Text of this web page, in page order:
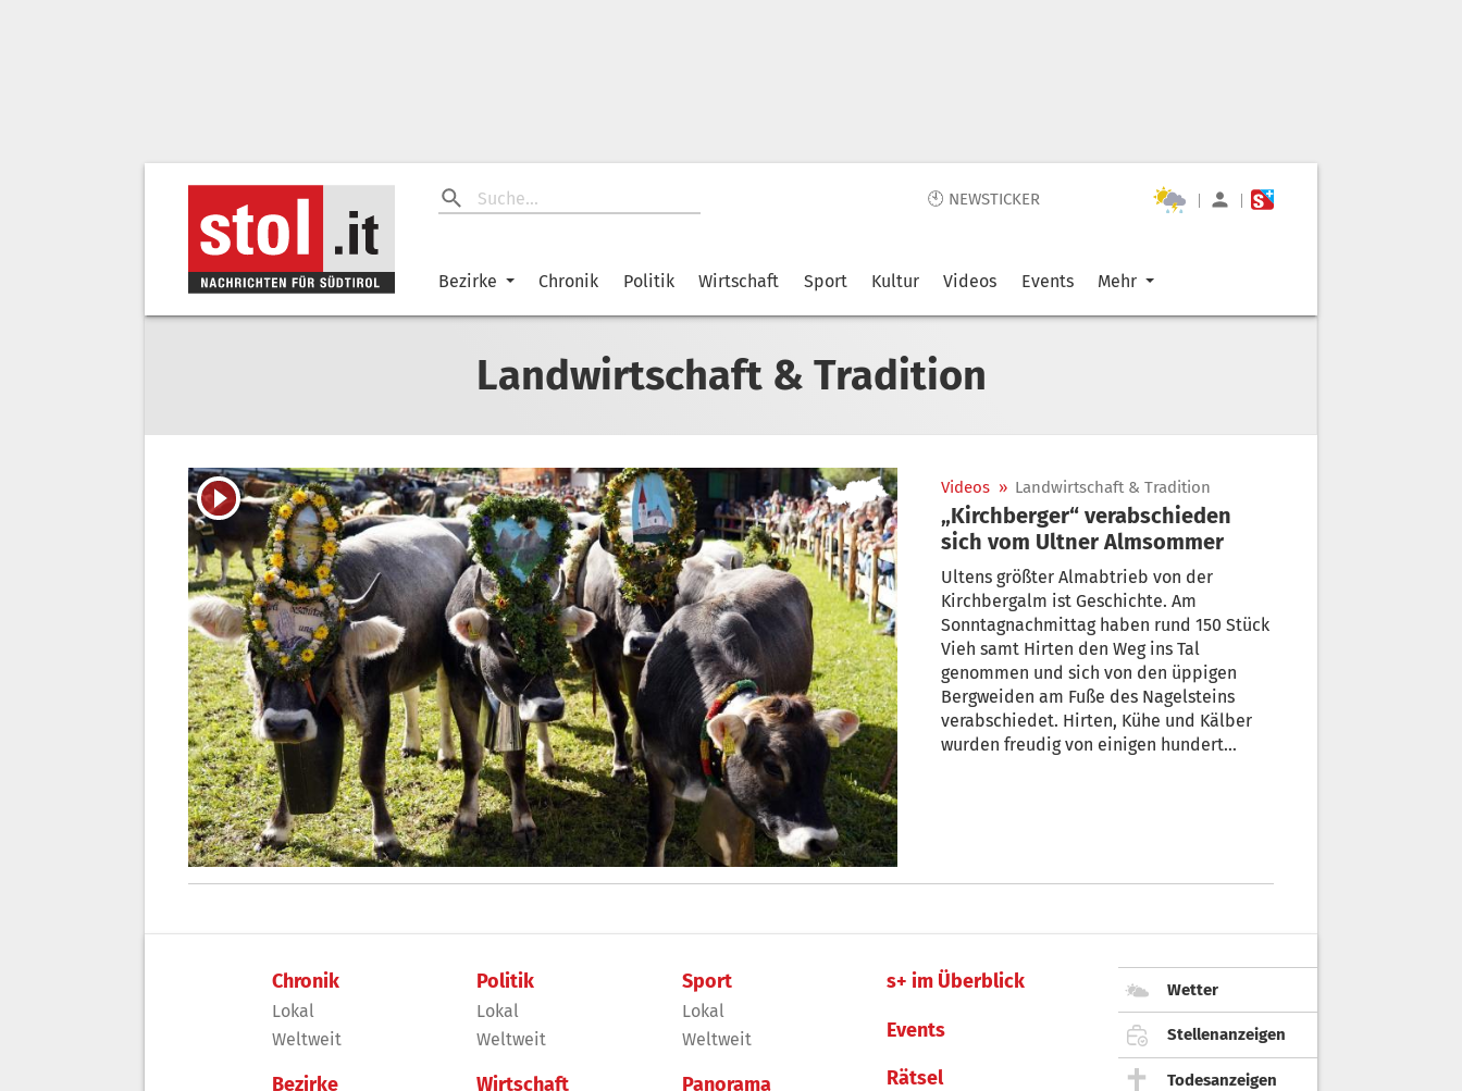
🕙 NEWSTICKER | |
Bezirke Chronik Politik Wirtschaft Sport Kultur Videos Events Mehr
Landwirtschaft & Tradition
Videos » Landwirtschaft & Tradition
„Kirchberger“ verabschieden
sich vom Ultner Almsommer
Ultens größter Almabtrieb von der
Kirchbergalm ist Geschichte. Am
Sonntagnachmittag haben rund 150 Stück
Vieh samt Hirten den Weg ins Tal
genommen und sich von den üppigen
Bergweiden am Fuße des Nagelsteins
verabschiedet. Hirten, Kühe und Kälber
wurden freudig von einigen hundert
Chronik
Lokal
Weltweit
Bezirke
Politik
Lokal
Weltweit
Wirtschaft
Sport
Lokal
Weltweit
Panorama
s+ im Überblick
Events
Rätsel
Wetter
Stellenanzeigen
Todesanzeigen